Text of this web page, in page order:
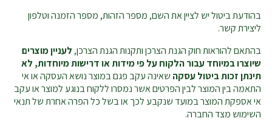
בהודעת ביטול יש לציין את השם, מספר הזהות, מספר הזמנה וטלפון
ליצירת קשר.
בהתאם להוראות חוק הגנת הצרכן ותקנות הגנת הצרכן, לעניין מוצרים
שיוצרו במיוחד עבור הלקוח על פי מידות או דרישות מיוחדות, לא
תינתן זכות ביטול עסקה שאינה עקב פגם במוצר נושא העסקה או אי
התאמה בין המוצר לבין הפרטים אשר נמסרו ללקוח בנוגע למוצר או עקב
אי אספקת המוצר במועד שנקבע לכך או בשל כל הפרה אחרת של תנאי
השימוש מצד החברה.